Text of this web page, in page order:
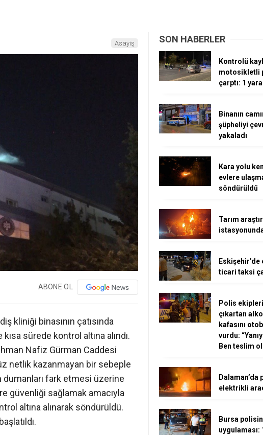
Asayiş
ABONE OL
kliniği binasının çatısında
sürede kontrol altına alındı.
Nafiz Gürman Caddesi
netlik kazanmayan bir sebeple
dumanları fark etmesi üzerine
güvenliği sağlamak amacıyla
altına alınarak söndürüldü.
SON HABERLER
Kontrolü
motosikletli
çarptı: 1
Binanın
şüpheliyi
yakaladı
Kara yolu
evlere
söndürüldü
Tarım
ticari taksi
Polis
çıkartan
kafasını
vurdu:
Ben teslim
elektrikli
Bursa
uygulaması: